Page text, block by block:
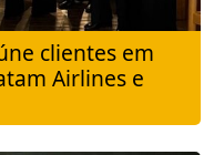
clientes em
Airlines e